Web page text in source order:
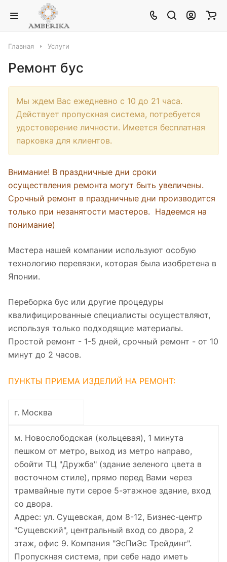
Главная Услуги
Ремонт бус
Мы ждем Вас ежедневно с 10 до 21 часа.
Действует пропускная система, потребуется
удостоверение личности. Имеется бесплатная
парковка для клиентов.
Внимание! В праздничные дни сроки
осуществления ремонта могут быть увеличены.
Срочный ремонт в праздничные дни производится
только при незанятости мастеров. Надеемся на
понимание)
Мастера нашей компании используют особую
технологию перевязки, которая была изобретена в
Японии.
Переборка бус или другие процедуры
квалифицированные специалисты осуществляют,
используя только подходящие материалы.
Простой ремонт - 1-5 дней, срочный ремонт - от 10
минут до 2 часов.
ПУНКТЫ ПРИЕМА ИЗДЕЛИЙ НА РЕМОНТ:
г. Москва
м. Новослободская (кольцевая), 1 минута
пешком от метро, выход из метро направо,
обойти ТЦ "Дружба" (здание зеленого цвета в
восточном стиле), прямо перед Вами через
трамвайные пути серое 5-этажное здание, вход
со двора.
Адрес: ул. Сущевская, дом 8-12, Бизнес-центр
"Сущевский", центральный вход со двора, 2
этаж, офис 9. Компания "ЭсПиЭс Трейдинг".
Пропускная система, при себе надо иметь